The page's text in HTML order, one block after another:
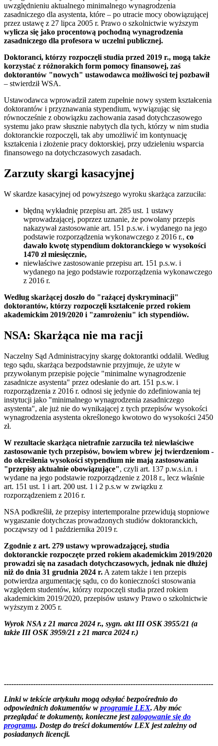
uwzględnieniu aktualnego minimalnego wynagrodzenia
zasadniczego dla asystenta, które – po utracie mocy obowiązującej
przez ustawę z 27 lipca 2005 r. Prawo o szkolnictwie wyższym
wylicza się jako procentową pochodną wynagrodzenia
zasadniczego dla profesora w uczelni publicznej.
Doktoranci, którzy rozpoczęli studia przed 2019 r., mogą także
korzystać z różnorakich form pomocy finansowej, zaś
doktorantów "nowych" ustawodawca możliwości tej pozbawił
– stwierdził WSA.
Ustawodawca wprowadził zatem zupełnie nowy system kształcenia
doktorantów i przyznawania stypendium, wywiązując się
równocześnie z obowiązku zachowania zasad dotychczasowego
systemu jako praw słusznie nabytych dla tych, którzy w nim studia
doktoranckie rozpoczęli, tak aby umożliwić im kontynuację
kształcenia i złożenie pracy doktorskiej, przy udzieleniu wsparcia
finansowego na dotychczasowych zasadach.
Zarzuty skargi kasacyjnej
W skardze kasacyjnej od powyższego wyroku skarżąca zarzuciła:
błędną wykładnię przepisu art. 285 ust. 1 ustawy
wprowadzającej, poprzez uznanie, że powołany przepis
nakazywał zastosowanie art. 151 p.s.w. i wydanego na jego
podstawie rozporządzenia wykonawczego z 2016 r., co
dawało kwotę stypendium doktoranckiego w wysokości
1470 zł miesięcznie,
niewłaściwe zastosowanie przepisu art. 151 p.s.w. i
wydanego na jego podstawie rozporządzenia wykonawczego
z 2016 r.
Według skarżącej doszło do "rażącej dyskryminacji"
doktorantów, którzy rozpoczęli kształcenie przed rokiem
akademickim 2019/2020 i "zamrożeniu" ich stypendiów.
NSA: Skarżąca nie ma racji
Naczelny Sąd Administracyjny skargę doktorantki oddalił. Według
tego sądu, skarżąca bezpodstawnie przyjmuje, że użyte w
przywołanym przepisie pojęcie "minimalne wynagrodzenie
zasadnicze asystenta" przez odesłanie do art. 151 p.s.w. i
rozporządzenia z 2016 r. odnosi się jedynie do zdefiniowania tej
instytucji jako "minimalnego wynagrodzenia zasadniczego
asystenta", ale już nie do wynikającej z tych przepisów wysokości
wynagrodzenia asystenta określonego kwotowo do wysokości 2450
zł.
W rezultacie skarżąca nietrafnie zarzuciła też niewłaściwe
zastosowanie tych przepisów, bowiem wbrew jej twierdzeniom -
do określenia wysokości stypendium nie mają zastosowania
"przepisy aktualnie obowiązujące", czyli art. 137 p.w.s.i.n. i
wydane na jego podstawie rozporządzenie z 2018 r., lecz właśnie
art. 151 ust. 1 i art. 200 ust. 1 i 2 p.s.w w związku z
rozporządzeniem z 2016 r.
NSA podkreślił, że przepisy intertemporalne przewidują stopniowe
wygaszanie dotychczas prowadzonych studiów doktoranckich,
począwszy od 1 października 2019 r.
Zgodnie z art. 279 ustawy wprowadzającej, studia
doktoranckie rozpoczęte przed rokiem akademickim 2019/2020
prowadzi się na zasadach dotychczasowych, jednak nie dłużej
niż do dnia 31 grudnia 2024 r. A zatem także i ten przepis
potwierdza argumentację sądu, co do konieczności stosowania
względem studentów, którzy rozpoczęli studia przed rokiem
akademickim 2019/2020, przepisów ustawy Prawo o szkolnictwie
wyższym z 2005 r.
Wyrok NSA z 21 marca 2024 r., sygn. akt III OSK 3955/21 (a
także III OSK 3959/21 z 21 marca 2024 r.)
--------------------------------------------------------------------------------------
Linki w tekście artykułu mogą odsyłać bezpośrednio do
odpowiednich dokumentów w programie LEX. Aby móc
przeglądać te dokumenty, konieczne jestzalogowanie się do
programu. Dostęp do treści dokumentów LEX jest zależny od
posiadanych licencji.